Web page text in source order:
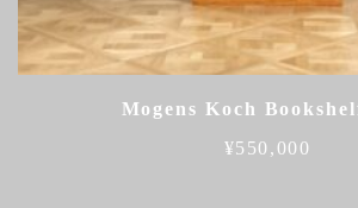
Mogens Koch
¥550,000